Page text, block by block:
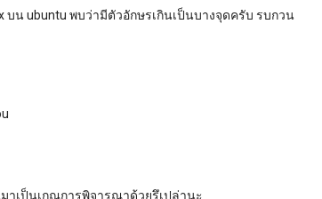
บน ubuntu พบว่ามีตัวอักษรเกินเป็นบางจุดครับ รบกวน
าเป็นเกณการพิจารณาด้วยรึเปล่านะ